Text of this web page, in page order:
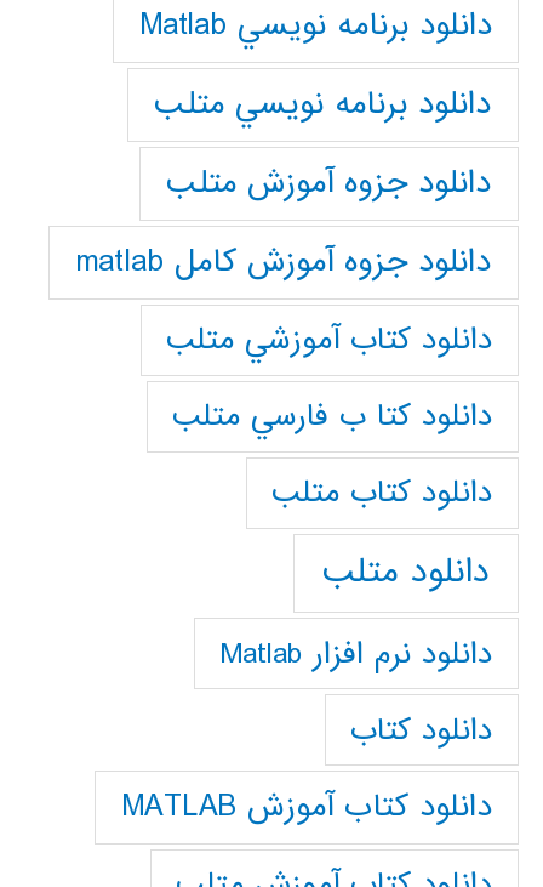
دانلود برنامه نويسي Matlab
دانلود برنامه نويسي متلب
دانلود جزوه آموزش متلب
دانلود جزوه آموزش کامل matlab
دانلود كتاب آموزشي متلب
دانلود كتا ب فارسي متلب
دانلود كتاب متلب
دانلود متلب
دانلود نرم افزار Matlab
دانلود کتاب
دانلود کتاب آموزش MATLAB